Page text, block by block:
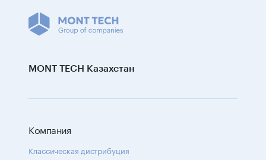
MONT TECH Казахстан
Компания
Классическая дистрибуция